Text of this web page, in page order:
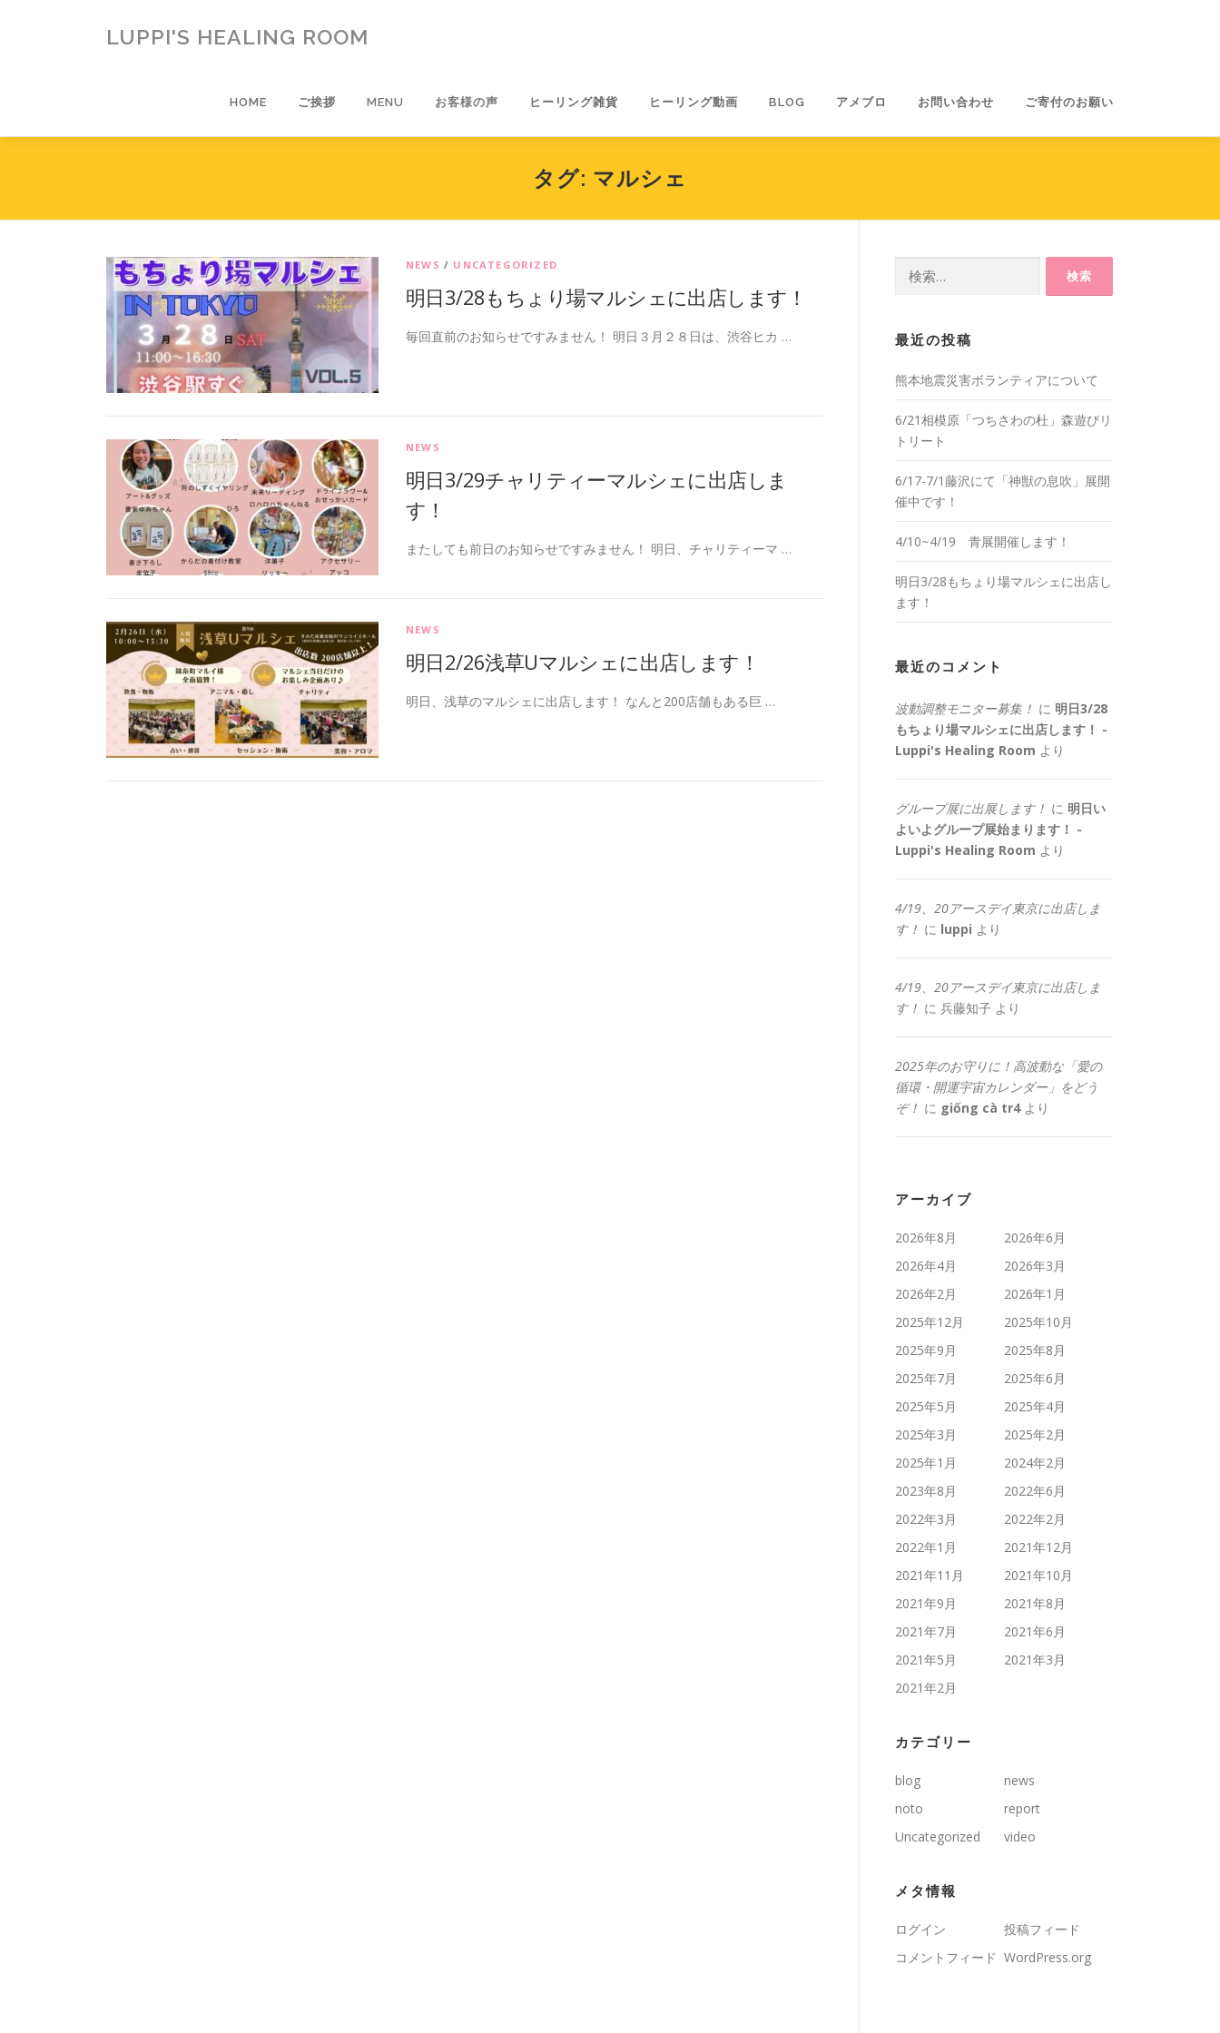
ス
LUPPI'S HEALING ROOM
HOME ご挨拶 MENU お客様の声 ヒーリング雑貨 ヒーリング動画 BLOG アメブロ お問い合わせ ご寄付のお願い
タグ: マルシェ
NEWS / UNCATEGORIZED
明日3/28もちょり場マルシェに出店します！
毎回直前のお知らせですみません！ 明日３月２８日は、渋谷ヒカ …
NEWS
明日3/29チャリティーマルシェに出店しま
す！
またしても前日のお知らせですみません！ 明日、チャリティーマ …
NEWS
明日2/26浅草Uマルシェに出店します！
明日、浅草のマルシェに出店します！ なんと200店舗もある巨 …
最近の投稿
熊本地震災害ボランティアについて
6/21相模原「つちさわの杜」森遊びリ
トリート
6/17-7/1藤沢にて「神獣の息吹」展開
催中です！
4/10~4/19 青展開催します！
明日3/28もちょり場マルシェに出店し
ます！
最近のコメント
波動調整モニター募集！ に 明日3/28
もちょり場マルシェに出店します！ -
Luppi's Healing Room より
グループ展に出展します！ に 明日い
よいよグループ展始まります！ -
Luppi's Healing Room より
4/19、20アースデイ東京に出店しま
す！ に luppi より
4/19、20アースデイ東京に出店しま
す！ に 兵藤知子 より
2025年のお守りに！高波動な「愛の
循環・開運宇宙カレンダー」をどう
ぞ！ に giống cà tr4より
アーカイブ
2026年8月
2026年6月
2026年4月
2026年3月
2026年2月
2026年1月
2025年12月
2025年10月
2025年9月
2025年8月
2025年7月
2025年6月
2025年5月
2025年4月
2025年3月
2025年2月
2025年1月
2024年2月
2023年8月
2022年6月
2022年3月
2022年2月
2022年1月
2021年12月
2021年11月
2021年10月
2021年9月
2021年8月
2021年7月
2021年6月
2021年5月
2021年3月
2021年2月
カテゴリー
blog
news
noto
report
Uncategorized
video
メタ情報
ログイン
投稿フィード
コメントフィード WordPress.org